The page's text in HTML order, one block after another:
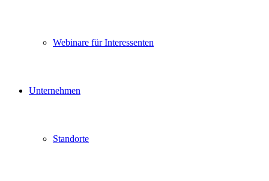
Webinare für Interessenten
Unternehmen
Standorte